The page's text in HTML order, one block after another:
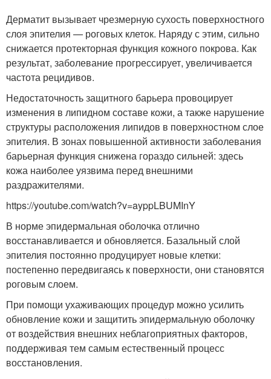
Дерматит вызывает чрезмерную сухость поверхностного
слоя эпителия — роговых клеток. Наряду с этим, сильно
снижается протекторная функция кожного покрова. Как
результат, заболевание прогрессирует, увеличивается
частота рецидивов.
Недостаточность защитного барьера провоцирует
изменения в липидном составе кожи, а также нарушение
структуры расположения липидов в поверхностном слое
эпителия. В зонах повышенной активности заболевания
барьерная функция снижена гораздо сильней: здесь
кожа наиболее уязвима перед внешними
раздражителями.
https://youtube.com/watch?v=ayppLBUMInY
В норме эпидермальная оболочка отлично
восстанавливается и обновляется. Базальный слой
эпителия постоянно продуцирует новые клетки:
постепенно передвигаясь к поверхности, они становятся
роговым слоем.
При помощи ухаживающих процедур можно усилить
обновление кожи и защитить эпидермальную оболочку
от воздействия внешних неблагоприятных факторов,
поддерживая тем самым естественный процесс
восстановления.